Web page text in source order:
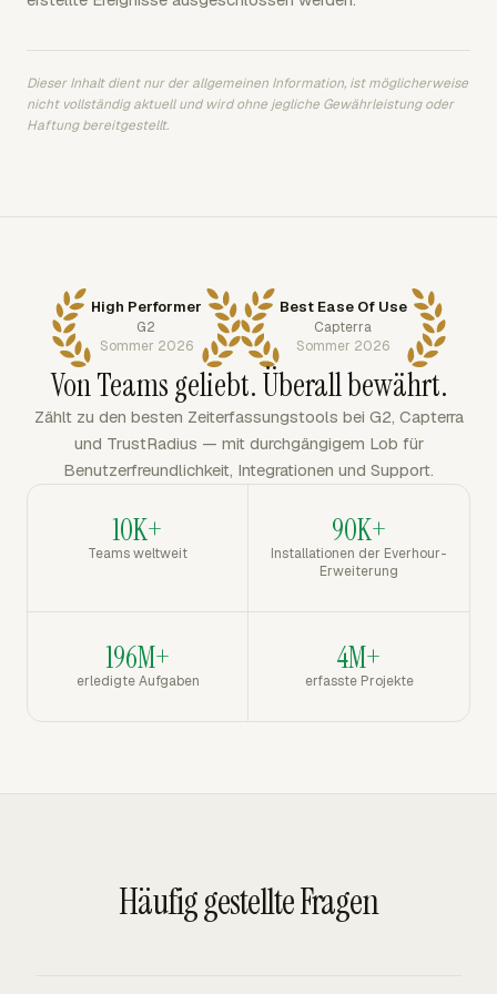
Dieser Inhalt dient nur der allgemeinen Information, ist möglicherweise
nicht vollständig aktuell und wird ohne jegliche Gewährleistung oder
Haftung bereitgestellt.
High Performer
G2
Sommer 2026
Best Ease Of Use
Capterra
Sommer 2026
Von Teams geliebt. Überall bewährt.
Zählt zu den besten Zeiterfassungstools bei G2, Capterra
und TrustRadius — mit durchgängigem Lob für
Benutzerfreundlichkeit, Integrationen und Support.
10K+
Teams weltweit
90K+
Installationen der Everhour-
Erweiterung
196M+
erledigte Aufgaben
4M+
erfasste Projekte
Häufig gestellte Fragen